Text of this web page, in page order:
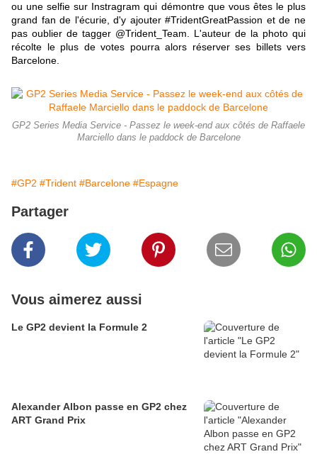
ou une selfie sur Instragram qui démontre que vous êtes le plus
grand fan de l'écurie, d'y ajouter #TridentGreatPassion et de ne
pas oublier de tagger @Trident_Team. L'auteur de la photo qui
récolte le plus de votes pourra alors réserver ses billets vers
Barcelone.
GP2 Series Media Service - Passez le week-end aux côtés de Raffaele
Marciello dans le paddock de Barcelone
#GP2 #Trident #Barcelone #Espagne
Partager
Vous aimerez aussi
Le GP2 devient la Formule 2
Alexander Albon passe en GP2 chez
ART Grand Prix